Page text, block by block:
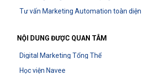
Tư vấn Marketing Automation toàn diện
NỘI DUNG ĐƯỢC QUAN TÂM
Digital Marketing Tổng Thể
Học viện Navee